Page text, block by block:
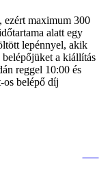
ezért maximum 300
alatt egy
lepénnyel, akik
a kiállítás
reggel 10:00 és
os belépő díj
lehet :